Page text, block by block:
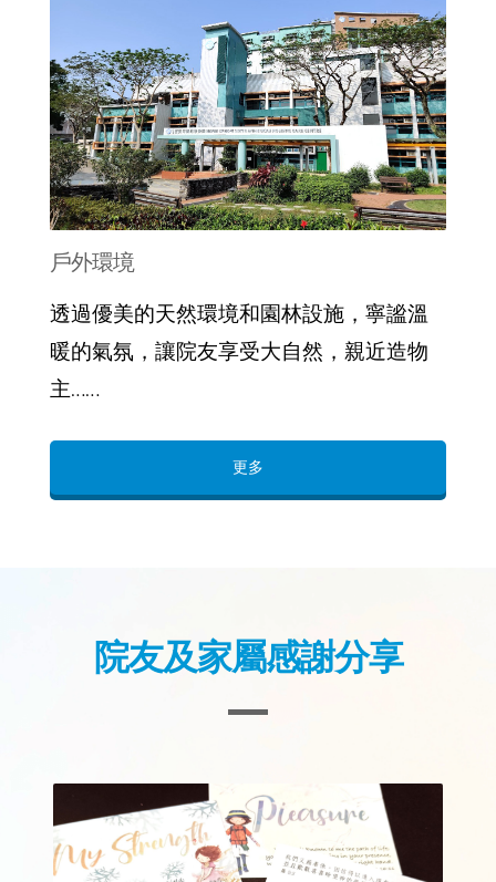
戶外環境
透過優美的天然環境和園林設施，寧謐溫
暖的氣氛，讓院友享受大自然，親近造物
主……
院友及家屬感謝分享